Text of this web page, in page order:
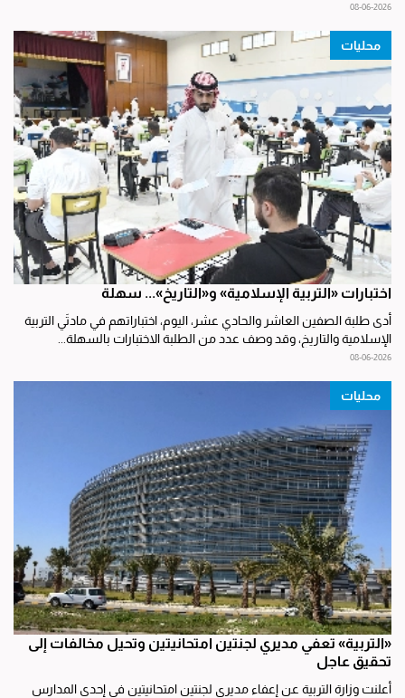
08-06-2026
محليات
اختبارات «التربية الإسلامية» و«التاريخ»... سهلة
أدى طلبة الصفين العاشر والحادي عشر، اليوم، اختباراتهم في مادتَي التربية
الإسلامية والتاريخ، وقد وصف عدد من الطلبة الاختبارات بالسهلة...
08-06-2026
محليات
«التربية» تعفي مديري لجنتين امتحانيتين وتحيل مخالفات إلى
تحقيق عاجل
أعلنت وزارة التربية عن إعفاء مديري لجنتين امتحانيتين في إحدى المدارس